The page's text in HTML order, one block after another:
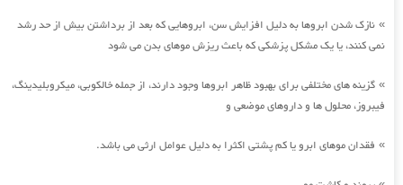
» نازک شدن ابروها به دلیل افزایش سن، ابروهایی که بعد از برداشتن بیش از حد رشد
نمی کنند، یا یک مشکل پزشکی که باعث ریزش موهای بدن می شود
» گزینه های مختلفی برای بهبود ظاهر ابروها وجود دارند، از جمله خالکوبی، میکروبلیدینگ،
فیبروز، محلول ها و داروهای موضعی و
» فقدان موهای ابرو یا کم پشتی اکثرا به دلیل عوامل ارثی می باشد.